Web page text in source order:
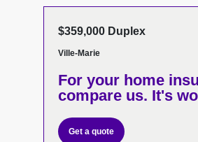
$359,000 Duplex
Ville-Marie
For your home
compare us. It's
Get a quote